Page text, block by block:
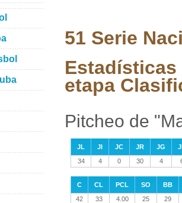
51 Serie
etapa
Pitcheo de
JL JI JC JR JG
34
4 0 30 4
C CL PCL SO
BB
42
33 4.00 25 29